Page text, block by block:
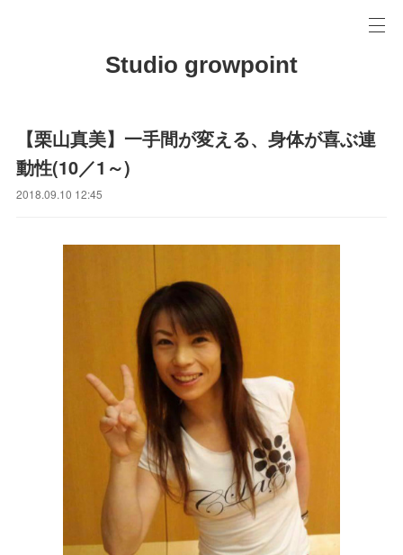
Studio growpoint
【栗山真美】一手間が変える、身体が喜ぶ連
動性(10／1～)
2018.09.10 12:45